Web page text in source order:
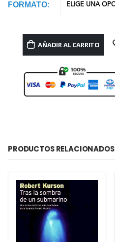
FORMATO
AÑADIR AL CARRITO
PRODUCTOS RELACIONADOS